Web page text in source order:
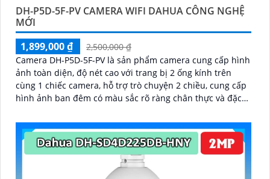
DH-P5D-5F-PV CAMERA WIFI DAHUA CÔNG NGHỆ
MỚI
1,899,000 ₫
2,500,000 ₫
Camera DH-P5D-5F-PV là sản phẩm camera cung cấp hình
ảnh toàn diện, độ nét cao với trang bị 2 ống kính trên
cùng 1 chiếc camera, hỗ trợ trò chuyện 2 chiều, cung cấp
hình ảnh ban đêm có màu sắc rõ ràng chân thực và đặc
xác, đảm bảo an ninh hiệu quảDòng camera quan sát DH-
P5D-5F-PV với chức năng đàm thoại 2 chiều và khả năng
theo dõi chuyển động trả nghiệm tốt. Sản phẩm không
dây, tiện lợi trong lắp đặt và sử dụng